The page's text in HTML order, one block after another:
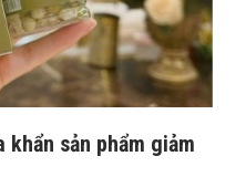
sản phẩm giảm